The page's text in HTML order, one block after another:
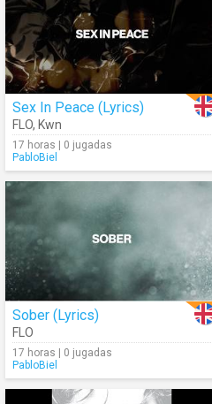
Sex In Peace (Lyrics)
FLO, Kwn
17 horas | 0 jugadas
PabloBiel
Sober (Lyrics)
FLO
17 horas | 0 jugadas
PabloBiel